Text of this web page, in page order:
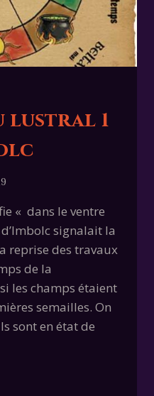
lustral 1
« dans le ventre
signalait la
reprise des travaux
de la
les champs étaient
semailles. On
sont en état de